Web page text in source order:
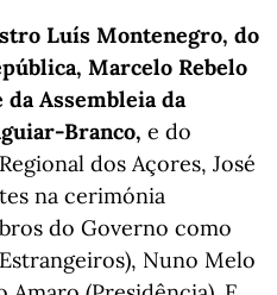
Luís Montenegro, do
Marcelo Rebelo
Assembleia da
Branco, e do
dos Açores, José
na cerimónia
do Governo como
Nuno Melo